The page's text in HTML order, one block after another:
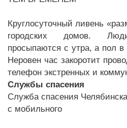
Круглосуточный ливень
городских домов.
просыпаются с утра, а пол в
Неровен час закоротит
телефон экстренных и
Службы спасения
Служба спасения Челябинска
с мобильного